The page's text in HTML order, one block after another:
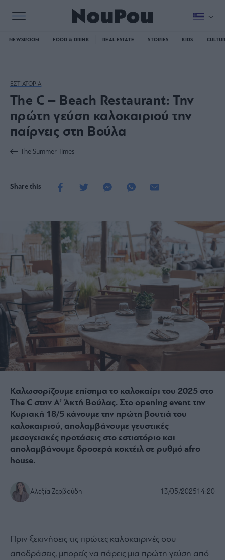
NEWSROOM FOOD & DRINK REAL ESTATE STORIES KIDS
ΕΣΤΙΑΤΟΡΙΑ
The C – Beach Restaurant: Την
πρώτη γεύση καλοκαιριού την
παίρνεις στη Βούλα
The Summer Times
Share this
Καλωσορίζουμε επίσημα το καλοκαίρι του 2025 στο
The C στην Α’ Άκτή Βούλας. Στο opening event την
Κυριακή 18/5 κάνουμε την πρώτη βουτιά του
καλοκαιριού, απολαμβάνουμε γευστικές
μεσογειακές προτάσεις στο εστιατόριο και
απολαμβάνουμε δροσερά κοκτέιλ σε ρυθμό afro
house.
Αλεξία Ζερβούδη 13/05/202514:20
Πριν ξεκινήσεις τις πρώτες καλοκαιρινές σου
αποδράσεις, μπορείς να πάρεις μια πρώτη γεύση από